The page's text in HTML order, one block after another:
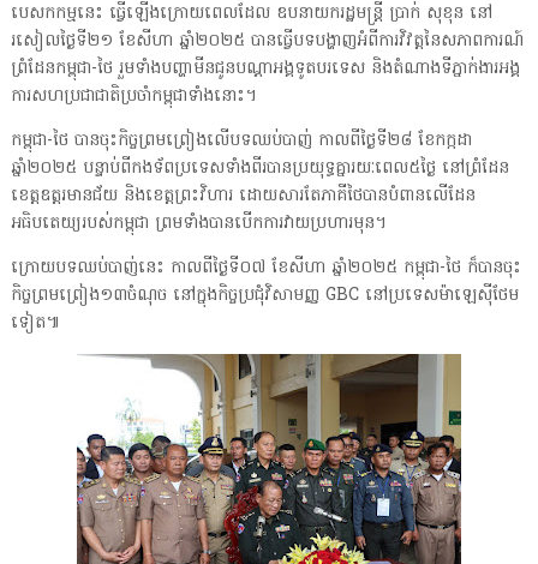
បេសកកម្មនេះ ធ្វើឡើងក្រោយពេលដែល ឧបនាយករដ្ឋមន្ត្រី ប្រាក់ សុខុន នៅ
រសៀលថ្ងៃទី២១ ខែសីហា ឆ្នាំ២០២៥ បានធ្វើបទបង្ហាញអំពីការវិវត្តនៃសភាពការណ៍
ព្រំដែនកម្ពុជា-ថៃ រួមទាំងបញ្ហាមីនជូនបណ្តាអង្គទូតបរទេស និងតំណាងទីភ្នាក់ងារអង្គ
ការសហប្រជាជាតិប្រចាំកម្ពុជាទាំងនោះ។
កម្ពុជា-ថៃ បានចុះកិច្ចព្រមព្រៀងលើបទឈប់បាញ់ កាលពីថ្ងៃទី២៨ ខែកក្កដា
ឆ្នាំ២០២៥ បន្ទាប់ពីកងទ័ពប្រទេសទាំងពីរបានប្រយុទ្ធគ្នារយៈពេល៥ថ្ងៃ នៅព្រំដែន
ខេត្តឧត្តរមានជ័យ និងខេត្តព្រះវិហារ ដោយសារតែភាគីថៃបានបំពានលើដែន
អធិបតេយ្យរបស់កម្ពុជា ព្រមទាំងបានបើកការវាយប្រហារមុន។
ក្រោយបទឈប់បាញ់នេះ កាលពីថ្ងៃទី០៧ ខែសីហា ឆ្នាំ២០២៥ កម្ពុជា-ថៃ ក៏បានចុះ
កិច្ចព្រមព្រៀង១៣ចំណុច នៅក្នុងកិច្ចប្រជុំវិសាមញ្ញ GBC នៅប្រទេសម៉ាឡេស៊ីថែម
ទៀត៕